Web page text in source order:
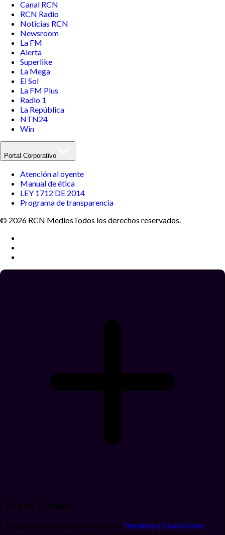
Canal RCN
RCN Radio
Noticias RCN
Newsroom
La FM
Alerta
Superlike
La Mega
El Sol
La FM Plus
Radio 1
La República
NTN24
Win
Portal Corporativo
Atención al oyente
Manual de ética
LEY 1712 DE 2014
Programa de transparencia
© 2026 RCN MediosTodos los derechos reservados.
Uso de Cookies
Al usar este sitio aceptas nuestros Términos y Condiciones.